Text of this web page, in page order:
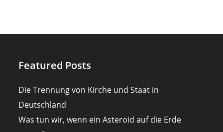
Featured Posts
Die Trennung von Kirche und Staat in
Deutschland
Was tun wir, wenn ein Asteroid auf die Erde